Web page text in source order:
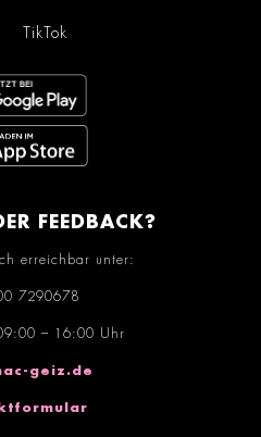
TikTok
FEEDBACK?
erreichbar unter:
7290678
– 16:00 Uhr
geiz.de